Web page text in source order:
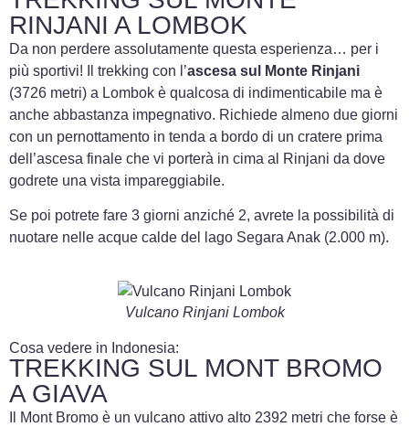
RINJANI A LOMBOK
Da non perdere assolutamente questa esperienza… per i
più sportivi! Il trekking con l’ascesa sul
Monte Rinjani
(3726 metri) a Lombok è qualcosa di indimenticabile ma è
anche abbastanza impegnativo. Richiede almeno due giorni
con un pernottamento in tenda a bordo di un cratere prima
dell’ascesa finale che vi porterà in cima al Rinjani da dove
godrete una vista impareggiabile.
Se poi potrete fare 3 giorni anziché 2, avrete la possibilità di
nuotare nelle acque calde del lago Segara Anak (2.000 m).
Vulcano Rinjani Lombok
Cosa vedere in Indonesia:
TREKKING SUL MONT BROMO
A GIAVA
Il Mont Bromo è un vulcano attivo alto 2392 metri che forse è